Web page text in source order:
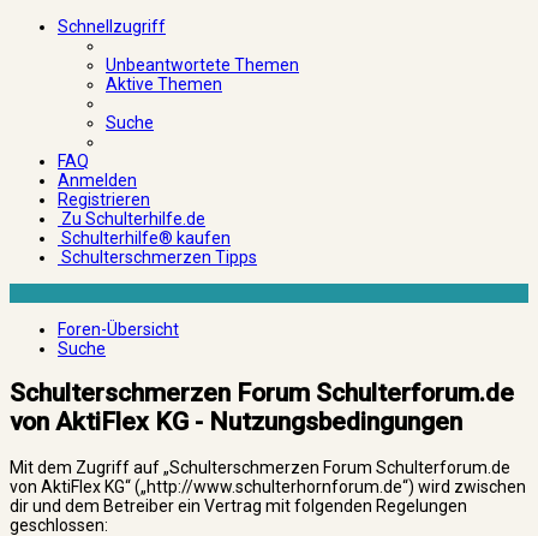
Schnellzugriff
Unbeantwortete Themen
Aktive Themen
Suche
FAQ
Anmelden
Registrieren
Zu Schulterhilfe.de
Schulterhilfe® kaufen
Schulterschmerzen Tipps
Foren-Übersicht
Suche
Schulterschmerzen Forum Schulterforum.de
von AktiFlex KG - Nutzungsbedingungen
Mit dem Zugriff auf „Schulterschmerzen Forum Schulterforum.de
von AktiFlex KG“ („http://www.schulterhornforum.de“) wird zwischen
dir und dem Betreiber ein Vertrag mit folgenden Regelungen
geschlossen: